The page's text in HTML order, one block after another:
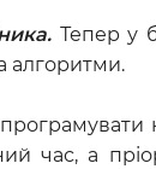
Тепер у
алгоритми.
час, а